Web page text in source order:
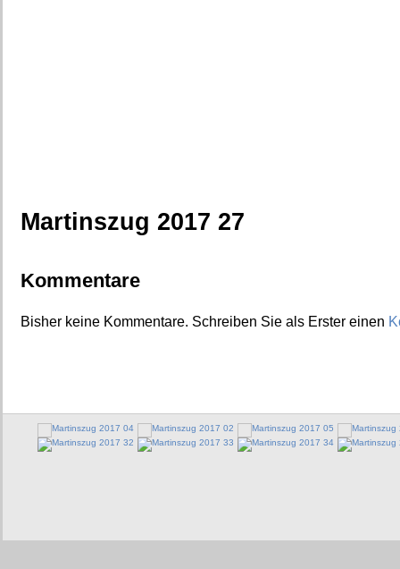
Martinszug 2017 27
Kommentare
Bisher keine Kommentare. Schreiben Sie als Erster einen